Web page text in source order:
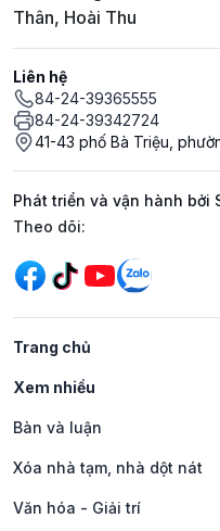
Thân, Hoài Thu
Liên hệ
84-24-39365555
84-24-39342724
41-43 phố Bà Triệu,
Phát triển và vận hành bởi
Mạng xã hội
Theo dõi:
Trang chủ
Xem nhiều
Bàn và luận
Xóa nhà tạm, nhà dột nát
Văn hóa - Giải trí